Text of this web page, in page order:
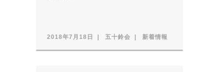
2018年7月18日 五十鈴会 新着情報